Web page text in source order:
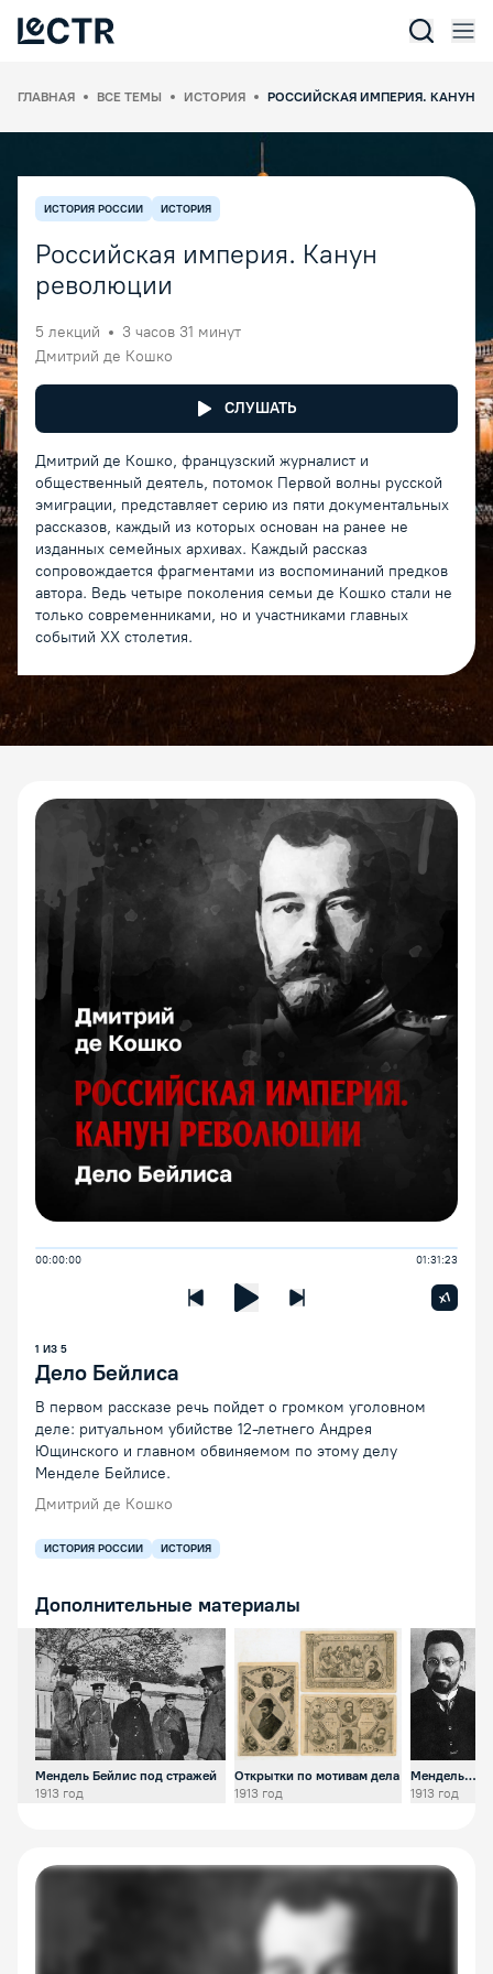
ГЛАВНАЯ ВСЕ ТЕМЫ ИСТОРИЯ РОССИЙСКАЯ ИМПЕРИЯ. КАНУН
ИСТОРИЯ РОССИИ ИСТОРИЯ
Российская империя. Канун
революции
5 лекций
3 часов 31 минут
Дмитрий де Кошко
СЛУШАТЬ
Дмитрий де Кошко, французский журналист и
общественный деятель, потомок Первой волны русской
эмиграции, представляет серию из пяти документальных
рассказов, каждый из которых основан на ранее не
изданных семейных архивах. Каждый рассказ
сопровождается фрагментами из воспоминаний предков
автора. Ведь четыре поколения семьи де Кошко стали не
только современниками, но и участниками главных
событий XX столетия.
00:00:00 01:31:23
Предыдущая лекцияСледующая лекция
x1
1 ИЗ 5
Дело Бейлиса
В первом рассказе речь пойдет о громком уголовном
деле: ритуальном убийстве 12-летнего Андрея
Ющинского и главном обвиняемом по этому делу
Менделе Бейлисе.
Дмитрий де Кошко
ИСТОРИЯ РОССИИ ИСТОРИЯ
Дополнительные материалы
Открыть предпросмотр изображения
Мендель Бейлис под стражей
1913 год
Открыть предпросмотр
Открытки по мотивам дела
1913 год
Открыть
Мендель
Бейлис
1913 год